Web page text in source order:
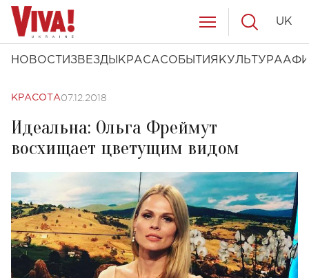
НОВОСТИ ЗВЕЗДЫ КРАСАСОБЫТИЯ КУЛЬТУРА
UK
КРАСОТА07.12.2018
Идеальна: Ольга Фреймут
восхищает цветущим видом